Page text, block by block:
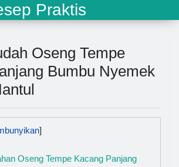
Praktis
Oseng Tempe
Bumbu Nyemek
Oseng Tempe Kacang Panjang